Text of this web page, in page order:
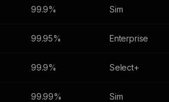
99.9% Sim
99.95% Enterprise
99.9% Select+
99.99% Sim